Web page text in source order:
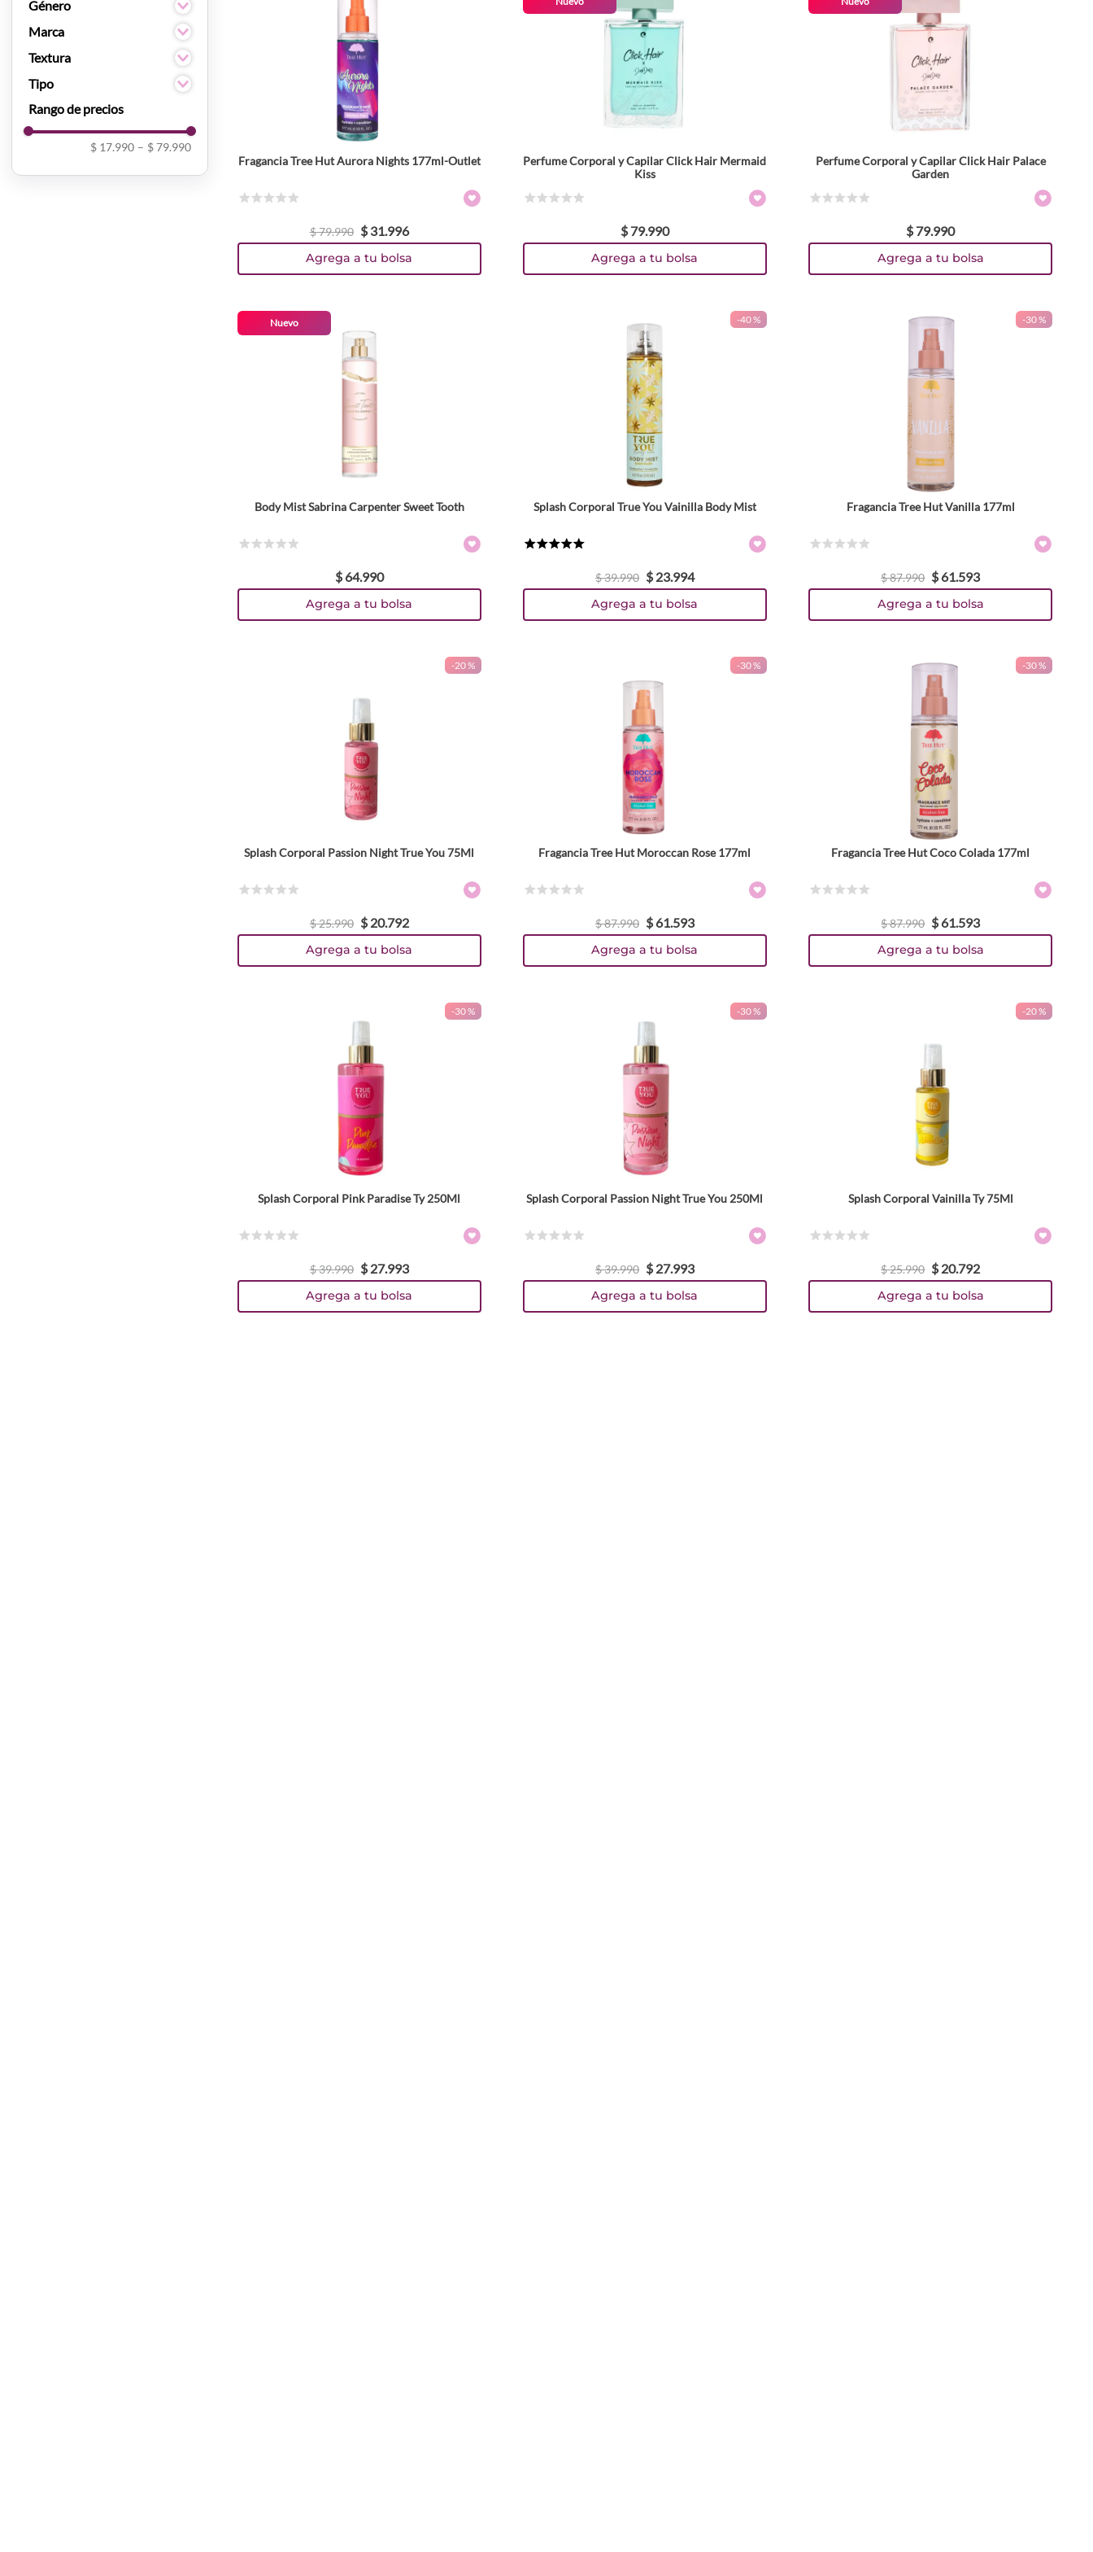
Género
Mujer
Marca
True You
Tree Hut
Click Hair
Beverly Hills
You Are The Princess
Textura
Spray
Tipo
Accesorios
$ 17.990 – $ 79.990
Fragancia Tree Hut Aurora Nights 177ml-Outlet
$79.990 $ 31.996
Agrega a tu bolsa
Perfume Corporal y Capilar Click Hair Mermaid
Kiss
$ 79.990
Agrega a tu bolsa
Perfume Corporal y Capilar Click Hair Palace
Garden
$ 79.990
Agrega a tu bolsa
Nuevo
Body Mist Sabrina Carpenter Sweet Tooth
$ 64.990
Agrega a tu bolsa
-40 %
Splash Corporal True You Vainilla Body Mist
$39.990 $ 23.994
Agrega a tu bolsa
-30 %
Fragancia Tree Hut Vanilla 177ml
$87.990 $ 61.593
Agrega a tu bolsa
-20 %
Splash Corporal Passion Night True You 75Ml
$25.990 $ 20.792
Agrega a tu bolsa
-30 %
Fragancia Tree Hut Moroccan Rose 177ml
$87.990 $ 61.593
Agrega a tu bolsa
-30 %
Fragancia Tree Hut Coco Colada 177ml
$87.990 $ 61.593
Agrega a tu bolsa
-30 %
Splash Corporal Pink Paradise Ty 250Ml
$39.990 $ 27.993
Agrega a tu bolsa
-30 %
Splash Corporal Passion Night True You 250Ml
$39.990 $ 27.993
Agrega a tu bolsa
-20 %
Splash Corporal Vainilla Ty 75Ml
$25.990 $ 20.792
Agrega a tu bolsa